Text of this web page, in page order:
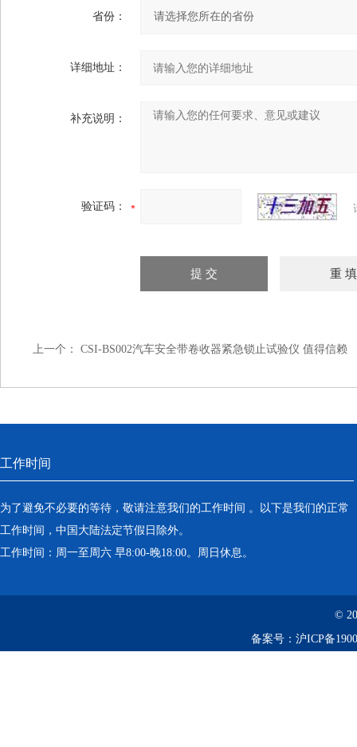
省份：
详细地址：
补充说明：
验证码：
上一个： CSI-BS002汽车安全带卷收器紧急锁止试验仪 值得信赖
工作时间
为了避免不必要的等待，敬请注意我们的工作时间 。以下是我们的正常
工作时间，中国大陆法定节假日除外。
工作时间：周一至周六 早8:00-晚18:00。周日休息。
©
备案号： 沪ICP备